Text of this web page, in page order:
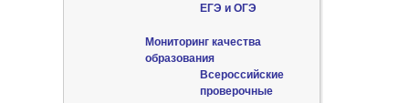
ЕГЭ и ОГЭ
Мониторинг качества
образования
Всероссийские
проверочные